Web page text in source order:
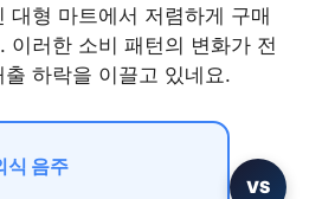
대형 마트에서 저렴하게 구매
이러한 소비 패턴의 변화가 전
하락을 이끌고 있네요.
식 음주
VS